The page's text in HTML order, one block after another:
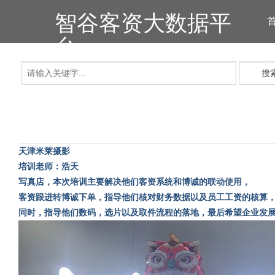
智谷客资大数据平
台
搜
天津米莱摄影
培训老师：浩天
写真店，本次培训主要解决他们客资系统和博诚的联动使用，
客资跟进转博诚下单，指导他们核对财务数据以及员工工资的核算
同时，指导他们数码，选片以及取件流程的落地，最后希望企业发